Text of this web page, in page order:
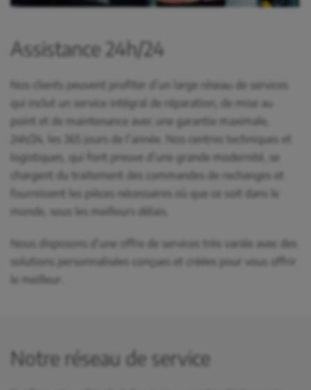
Assistance 24h/24
Nos clients peuvent profiter d’un large réseau de services
qui inclut un service intégral de réparation, de mise au
point et de maintenance avec une garantie maximale,
24h/24, les 365 jours de l’année. Nos centres techniques et
logistiques, qui font preuve d’une grande modernité, se
chargent du traitement des commandes de rechanges et
fournissent les pièces nécessaires où que ce soit dans le
monde, sous les meilleurs délais.
Nous disposons d’une offre de services très variée avec des
solutions personnalisées conçues et créées pour vous offrir
le meilleur.
Notre réseau de service